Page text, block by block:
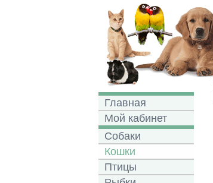
Главная
Мой кабинет
Собаки
Кошки
Птицы